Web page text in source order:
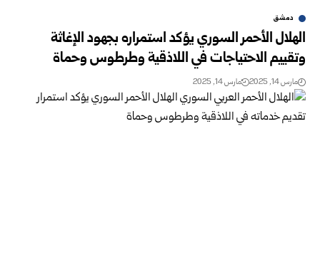
دمشق
الهلال الأحمر السوري يؤكد استمراره بجهود الإغاثة
وتقييم الاحتياجات في ‏اللاذقية وطرطوس وحماة
مارس 14, 2025 مارس 14, 2025